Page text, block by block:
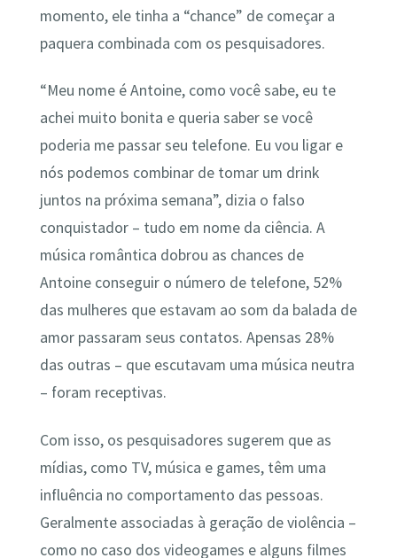
momento, ele tinha a “chance” de começar a
paquera combinada com os pesquisadores.
“Meu nome é Antoine, como você sabe, eu te
achei muito bonita e queria saber se você
poderia me passar seu telefone. Eu vou ligar e
nós podemos combinar de tomar um drink
juntos na próxima semana”, dizia o falso
conquistador – tudo em nome da ciência. A
música romântica dobrou as chances de
Antoine conseguir o número de telefone, 52%
das mulheres que estavam ao som da balada de
amor passaram seus contatos. Apensas 28%
das outras – que escutavam uma música neutra
– foram receptivas.
Com isso, os pesquisadores sugerem que as
mídias, como TV, música e games, têm uma
influência no comportamento das pessoas.
Geralmente associadas à geração de violência –
como no caso dos videogames e alguns filmes